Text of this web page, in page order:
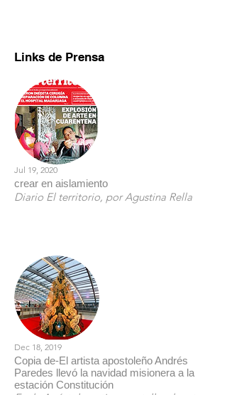
Links de Prensa
Jul 19, 2020
crear en aislamiento
Diario El territorio, por Agustina Rella
Dec 18, 2019
Copia de-El artista apostoleño Andrés
Paredes llevó la navidad misionera a la
estación Constitución